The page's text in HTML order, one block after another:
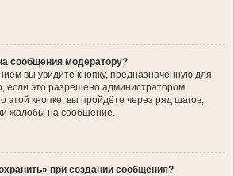
сообщения модератору?
вы увидите кнопку, предназначенную для
если это разрешено администратором
этой кнопке, вы пройдёте через ряд шагов,
жалобы на сообщение.
при создании сообщения?